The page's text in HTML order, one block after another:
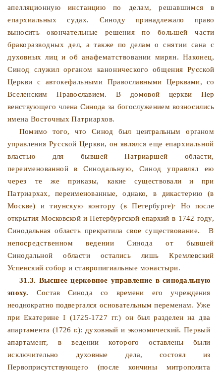
апелляционную инстанцию по делам, решавшимся в
епархиальных судах. Синоду принадлежало право
выносить окончательные реше­ния по большей части
бракоразводных дел, а также по деламо снятии сана с
духовных лиц и об анафематствовании ми­рян. Наконец,
Синод служил органом канонического обще­ния Русской
Церкви с автокефальными Православными Цер­квами, со
Вселенским Православием. В домовой церкви Пер­
венствующего члена Синода за богослужением возносились
имена Восточных Патриархов.
Помимо того, что Синод был центральным органом
управ­ления Русской Церкви, он являлся еще епархиальной
влас­тью для бывшей Патриаршей области,
переименованной вСинодальную, Синод управлял ею
через те же приказы, ка­кие существовали и при
Патриархах, переименованные, одна­ко, в дикастерию (в
Москве) и тиунскую контору (в Петер­бурге)· Но после
открытия Московской и Петербургской епар­хий в 1742 году,
Синодальная область прекратила свое суще­ствование.
В
непосредственном ведении Синода от бывшей
Синодальной области остались лишь Кремлевский
Успенскийсобор и ставропигиальные монастыри.
31.3. Высшее церковное управление в синодальную
эпоху.
Состав Синода со времени его учреждения
неоднократно под­вергался основательным переменам. Уже
при Екатерине I (1725-1727 гг.) он был разделен на два
апартамента (1726 г.): духовный и экономический. Первый
апартамент, в ведениикоторого оставлены были
исключительно духовные дела, со­стоял из
Первоприсутствующего (после кончины митрополита